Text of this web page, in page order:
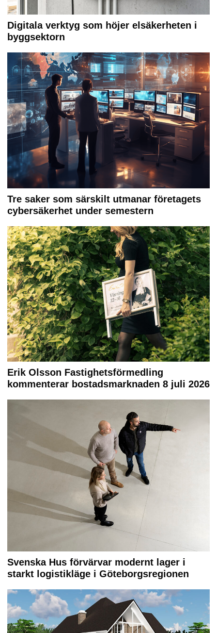
Digitala verktyg som höjer elsäkerheten i
byggsektorn
Tre saker som särskilt utmanar företagets
cybersäkerhet under semestern
Erik Olsson Fastighetsförmedling
kommenterar bostadsmarknaden 8 juli 2026
Svenska Hus förvärvar modernt lager i
starkt logistikläge i Göteborgsregionen